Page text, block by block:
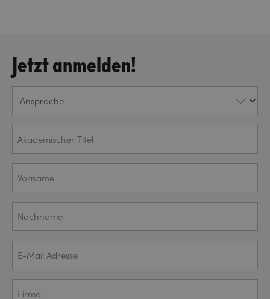
Jetzt anmelden!
Ansprache
Akademischer
Titel
Vorname(ERFORDERLICH)
Nachname(ERFORDERLICH)
E-
Mail
Firma(ERFORDERLICH)